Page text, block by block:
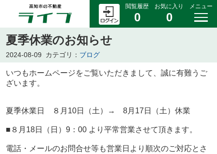
閲覧履歴
0
お気に入り
0
メニュー
夏季休業のお知らせ
2024-08-09 カテゴリ： ブログ
いつもホームページをご覧いただきまして、誠に有難うご
ざいます。
夏季休業日 ８月10日（土）→ 8月17日（土）休業
■８月18日（日）9：00 より平常営業させて頂きます。
電話・メールのお問合せ等も営業日より順次のご対応とさ